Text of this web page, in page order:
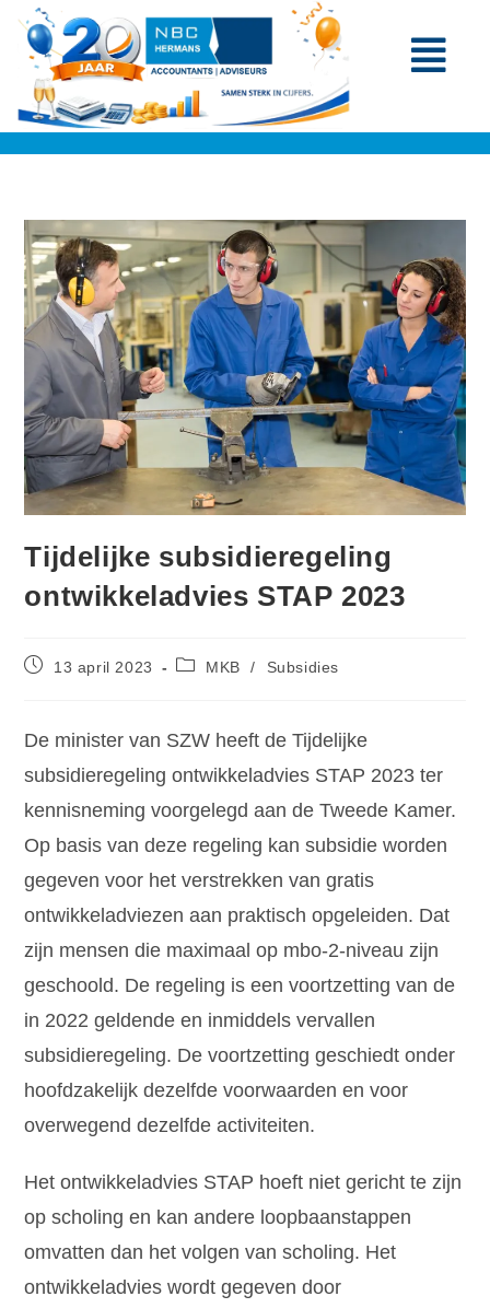
Tijdelijke subsidieregeling
ontwikkeladvies STAP 2023
13 april 2023 MKB / Subsidies
De minister van SZW heeft de Tijdelijke
subsidieregeling ontwikkeladvies STAP 2023 ter
kennisneming voorgelegd aan de Tweede Kamer.
Op basis van deze regeling kan subsidie worden
gegeven voor het verstrekken van gratis
ontwikkeladviezen aan praktisch opgeleiden. Dat
zijn mensen die maximaal op mbo-2-niveau zijn
geschoold. De regeling is een voortzetting van de
in 2022 geldende en inmiddels vervallen
subsidieregeling. De voortzetting geschiedt onder
hoofdzakelijk dezelfde voorwaarden en voor
overwegend dezelfde activiteiten.
Het ontwikkeladvies STAP hoeft niet gericht te zijn
op scholing en kan andere loopbaanstappen
omvatten dan het volgen van scholing. Het
ontwikkeladvies wordt gegeven door